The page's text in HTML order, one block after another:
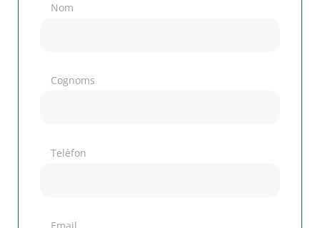
Nom
Cognoms
Telèfon